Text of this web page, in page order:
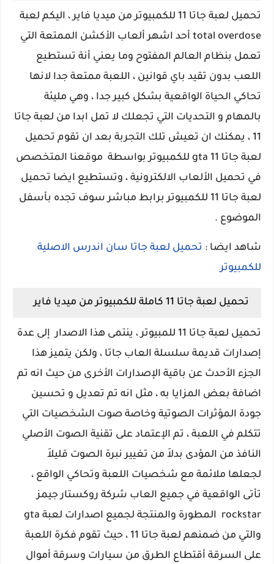
تحميل لعبة جاتا 11 للكمبيوتر من ميديا فاير ، اليكم لعبة
total overdose أحد اشهر ألعاب الأكشن الممتعة التي
تعمل بنظام العالم المفتوح وما يعني أنة تستطيع
اللعب بدون تقيد باي قوانين ، اللعبة ممتعة جدا لانها
تحاكي الحياة الواقعية بشكل كبير جدا ، وهي مليئة
بالمهام و التحديات التي تجعلك لا تمل ابدا من لعبة جاتا
11 ، يمكنك ان تعيش تلك التجربة بعد ان تقوم تحميل
لعبة جاتا gta 11 للكمبيوتر بواسطة موقعنا المتخصص
في تحميل الألعاب الالكترونية ، وتستطيع ايضا تحميل
لعبة جاتا 11 للكمبيوتر برابط مباشر سوف تجده بأسفل
الموضوع .
شاهد ايضا : تحميل لعبة جاتا سان اندرس الاصلية
للكمبيوتر
تحميل لعبة جاتا 11 كاملة للكمبيوتر من ميديا فاير
تحميل لعبة جاتا 11 للمبيوتر ، ينتمى هذا الاصدار إلى عدة
إصدارات قديمة سلسلة العاب جاتا ، ولكن يتميز هذا
الجزء الأحدث عن باقية الإصدارات الأخرى من حيث انه تم
اضافة بعض المزايا به ، مثل انه تم تعديل و تحسين
جودة المؤثرات الصوتية وخاصة صوت الشخصيات التي
تتكلم في اللعبة ، تم الإعتماد على تقنية الصوت الأصلي
النافذ من المؤدى بدلاَ من تغيير نبرة الصوت قليلاَ
لجعلها ملائمة مع شخصيات اللعبة وتحاكي الواقع ،
تأتى الواقعية في جميع العاب شركة روكستار جيمز
rockstar المطورة والمنتجة لجميع اصدارات لعبة gta
والتي من ضمنهم لعبة جاتا 11 ، حيث تقوم فكرة اللعبة
على السرقة أقتطاع الطرق من سيارات وسرقة أموال